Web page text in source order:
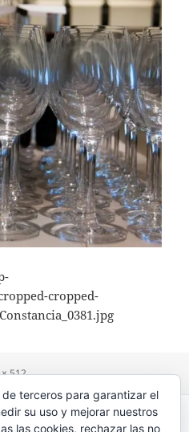
cropped-
512
terceros para garantizar el
su uso y mejorar nuestros
las cookies, rechazar las no